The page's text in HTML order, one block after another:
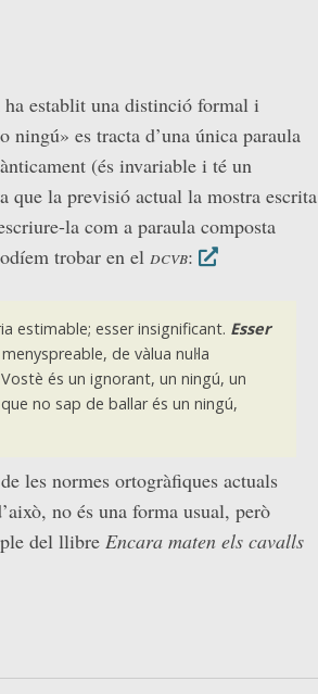
establit una distinció formal i
ningú» es tracta d’una única paraula
(és invariable i té un
que la previsió actual la mostra escrita
la com a paraula composta
trobar en el dcvb:
estimable; esser insignificant. Esser
de vàlua nuŀla
Vostè és un ignorant, un ningú, un
que no sap de ballar és un ningú,
les normes ortogràfiques actuals
no és una forma usual, però
del llibre Encara maten els cavalls